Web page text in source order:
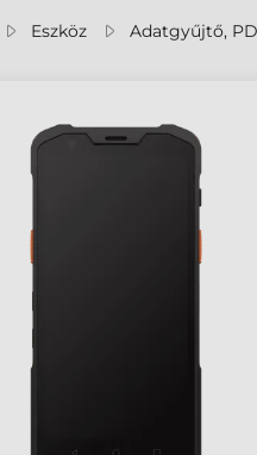
Eszköz Adatgyűjtő,